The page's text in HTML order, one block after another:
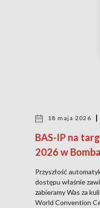
18 maja 2026
BAS-IP na
2026 w
Przyszłość
dostępu właśnie
zabieramy Was za
World Convention